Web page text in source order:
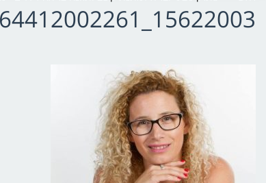
15622003_350264412002261_5947095370848431211_N